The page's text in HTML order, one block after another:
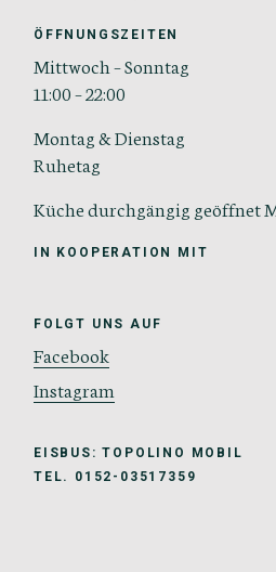
ÖFFNUNGSZEITEN
Mittwoch – Sonntag
11:00 – 22:00
Montag & Dienstag
Ruhetag
Küche durchgängig geöffnet
IN KOOPERATION MIT
FOLGT UNS AUF
Facebook
Instagram
EISBUS: TOPOLINO MOBIL
TEL. 0152-03517359